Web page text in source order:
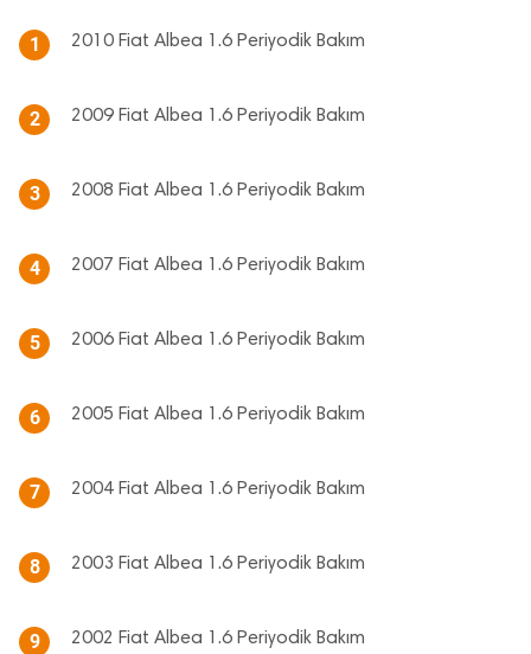
1 2010 Fiat Albea 1.6 Periyodik Bakım
2 2009 Fiat Albea 1.6 Periyodik Bakım
3 2008 Fiat Albea 1.6 Periyodik Bakım
4 2007 Fiat Albea 1.6 Periyodik Bakım
5 2006 Fiat Albea 1.6 Periyodik Bakım
6 2005 Fiat Albea 1.6 Periyodik Bakım
7 2004 Fiat Albea 1.6 Periyodik Bakım
8 2003 Fiat Albea 1.6 Periyodik Bakım
9 2002 Fiat Albea 1.6 Periyodik Bakım